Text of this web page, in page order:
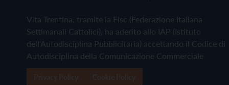
Vita Trentina, tramite la Fisc (Federazione Italiana
Settimanali Cattolici), ha aderito allo IAP (Istituto
dell'Autodisciplina Pubblicitaria) accettando il Codice di
Autodisciplina della Comunicazione Commerciale